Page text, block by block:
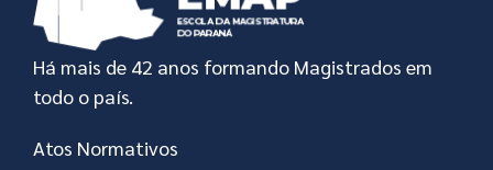
Há mais de 42 anos formando Magistrados em
todo o país.
Atos Normativos